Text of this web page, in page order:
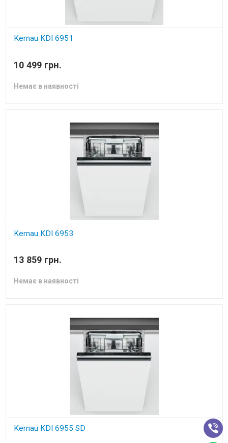
Kernau KDI 6951
10 499 грн.
Немає в наявності
Kernau KDI 6953
13 859 грн.
Немає в наявності
Kernau KDI 6955 SD